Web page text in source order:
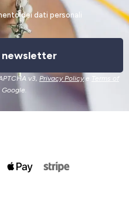
dei dati personali
newsletter
v3, Privacy Policye Terms of
Google.